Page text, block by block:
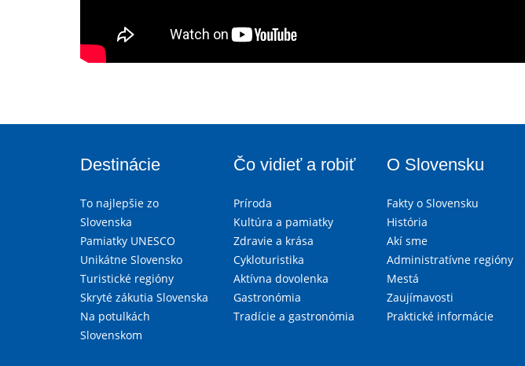
Destinácie
To najlepšie zo
Slovenska
Pamiatky UNESCO
Unikátne Slovensko
Turistické regióny
Skryté zákutia Slovenska
Na potulkách
Slovenskom
Čo vidieť a robiť
Príroda
Kultúra a pamiatky
Zdravie a krása
Cykloturistika
Aktívna dovolenka
Gastronómia
Tradície a gastronómia
O Slovensku
Fakty o Slovensku
História
Akí sme
Administratívne regióny
Mestá
Zaujímavosti
Praktické informácie